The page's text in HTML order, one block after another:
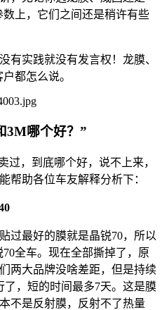
上，它们之间还是稍许有些
有实践就没有发言权！龙膜、
都怎么说。
3M哪个好？”
过，到底哪个好，说不上来，
帮助各位车友解释分析下：
过最好的膜就是晶锐70，所以
全车。现在全部撕掉了，原
两大品牌没啥差距，但是持续
，短的时间最多7天。这是膜
不是反射膜，反射不了热量